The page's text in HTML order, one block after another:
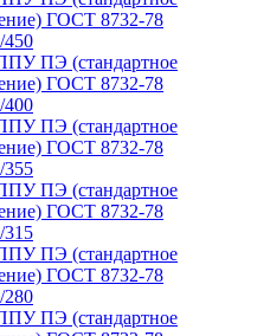
ГОСТ 8732-78
450
ПЭ (стандартное
ГОСТ 8732-78
400
ПЭ (стандартное
ГОСТ 8732-78
355
ПЭ (стандартное
ГОСТ 8732-78
315
ПЭ (стандартное
ГОСТ 8732-78
280
ПЭ (стандартное